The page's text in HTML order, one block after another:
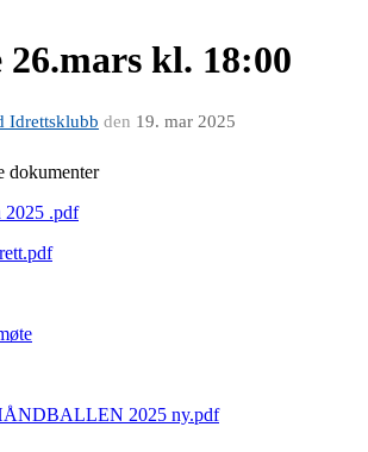
kl. 18:00
Idrettsklubb den 19. mar 2025
dokumenter
2025 .pdf
2025 ny.pdf